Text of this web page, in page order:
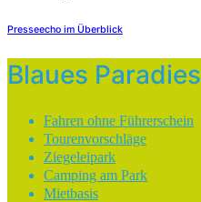
Presseecho im Überblick
Blaues Paradies
Fahren ohne Führerschein
Tourenvorschläge
Ziegeleipark
Camping am Park
Mietbasis